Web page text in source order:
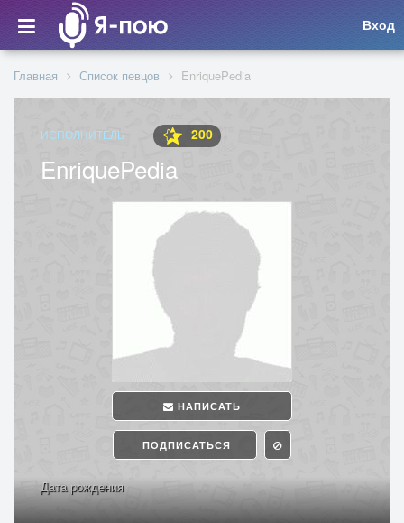
Вход
Главная Список певцов EnriquePedia
ИСПОЛНИТЕЛЬ 200
EnriquePedia
НАПИСАТЬ
ПОДПИСАТЬСЯ
Дата рождения